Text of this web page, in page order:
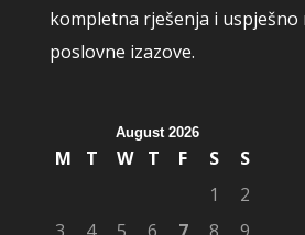
kompletna rješenja i uspješno
poslovne izazove.
August 2026
M T W T F S
S
1
2